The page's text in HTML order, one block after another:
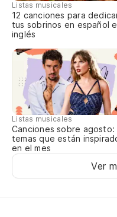
Listas musicales
12 canciones para
tus sobrinos en español e
inglés
Listas musicales
Canciones sobre agosto:
temas que están
en el mes
Ver